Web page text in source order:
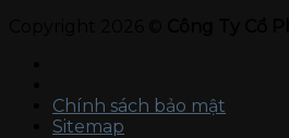
Chính sách bảo mật
Sitemap